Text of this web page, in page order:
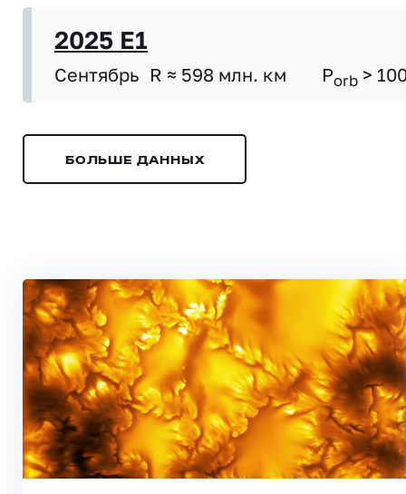
2025 E1
Сентябрь R ≈ 598 млн. км Porb >
БОЛЬШЕ ДАННЫХ